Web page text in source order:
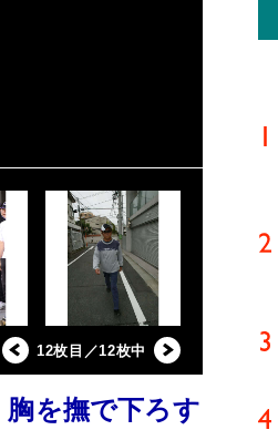
12枚目／12枚中
を撫で下ろす